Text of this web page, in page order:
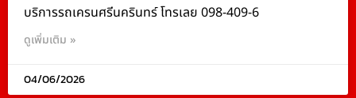
บริการรถเครนศรีนครินทร์ โทรเลย 098-409-6
ดูเพิ่มเติม »
04/06/2026